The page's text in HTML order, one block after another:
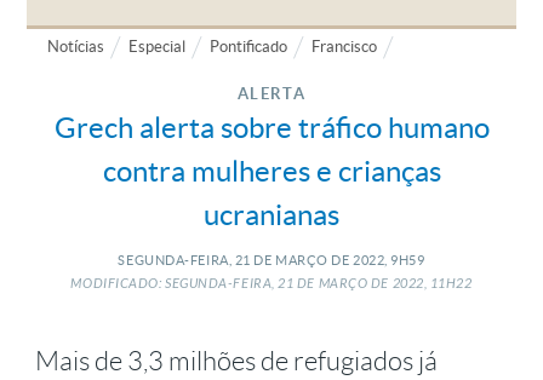
Notícias Especial Pontificado Francisco
ALERTA
Grech alerta sobre tráfico humano
contra mulheres e crianças
ucranianas
SEGUNDA-FEIRA, 21 DE MARÇO DE 2022, 9H59
MODIFICADO: SEGUNDA-FEIRA, 21 DE MARÇO DE 2022, 11H22
Mais de 3,3 milhões de refugiados já